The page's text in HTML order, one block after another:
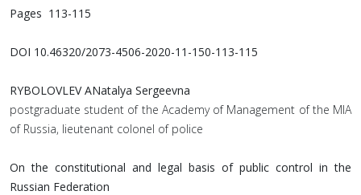
Pages 113-115
DOI 10.46320/2073-4506-2020-11-150-113-115
RYBOLOVLEV ANatalya Sergeevna
postgraduate student of the Academy of Management of the MIA
of Russia, lieutenant colonel of police
On the constitutional and legal basis of public control in the
Russian Federation